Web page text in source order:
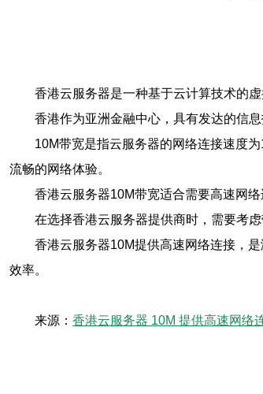
香港云服务器是一种基于云计算技术的
香港作为亚洲金融中心，具有发达的信
10M带宽是指云服务器的网络连接速度
流畅的网络体验。
香港云服务器10M带宽适合需要高速网
在选择香港云服务器提供商时，需要考
香港云服务器10M提供高速网络连接，
效率。
来源： 香港云服务器 10M 提供高速网络